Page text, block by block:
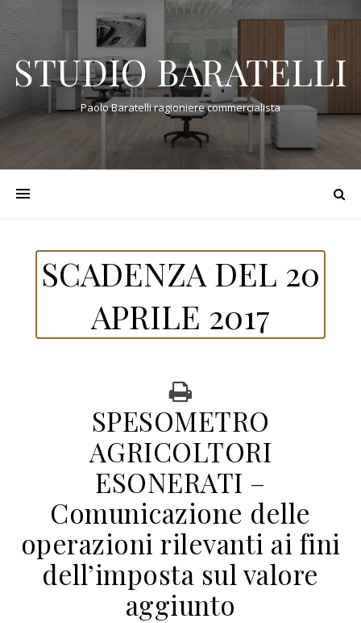
STUDIO BARATELLI
Paolo Baratelli ragioniere commercialista
SCADENZA DEL 20
APRILE 2017
SPESOMETRO
AGRICOLTORI
ESONERATI –
Comunicazione delle
operazioni rilevanti ai fini
dell’imposta sul valore
aggiunto